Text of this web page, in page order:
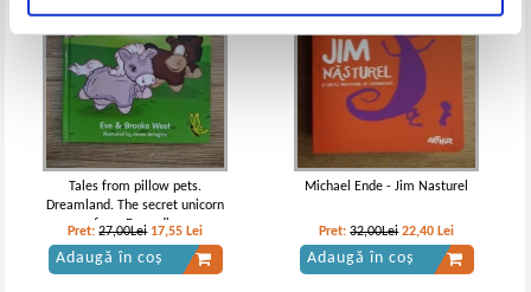
Tales from pillow pets.
Dreamland. The secret unicorn
from Engardia
Pret:27,00Lei 17,55 Lei
Adaugă în coș
Michael Ende - Jim Nasturel
Pret:32,00Lei 22,40 Lei
Adaugă în coș